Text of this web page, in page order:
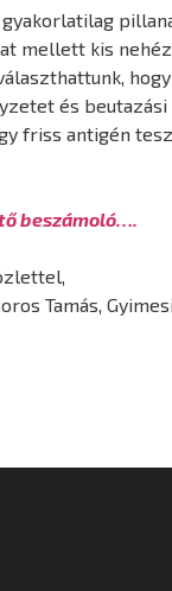
mellett kis
és
friss antigén
beszámoló….
Tamás,